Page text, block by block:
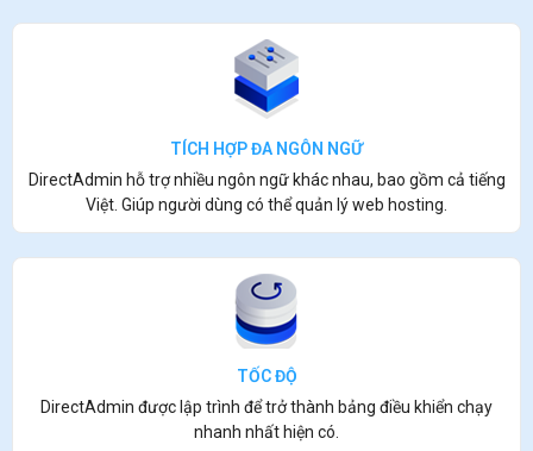
TÍCH HỢP ĐA NGÔN NGỮ
DirectAdmin hỗ trợ nhiều ngôn ngữ khác nhau, bao gồm cả tiếng
Việt. Giúp người dùng có thể quản lý web hosting.
TỐC ĐỘ
DirectAdmin được lập trình để trở thành bảng điều khiển chạy
nhanh nhất hiện có.